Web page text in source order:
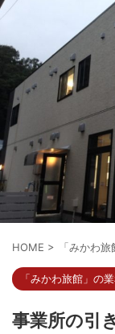
HOME > 「みかわ
「みかわ旅館」の
事業所の引